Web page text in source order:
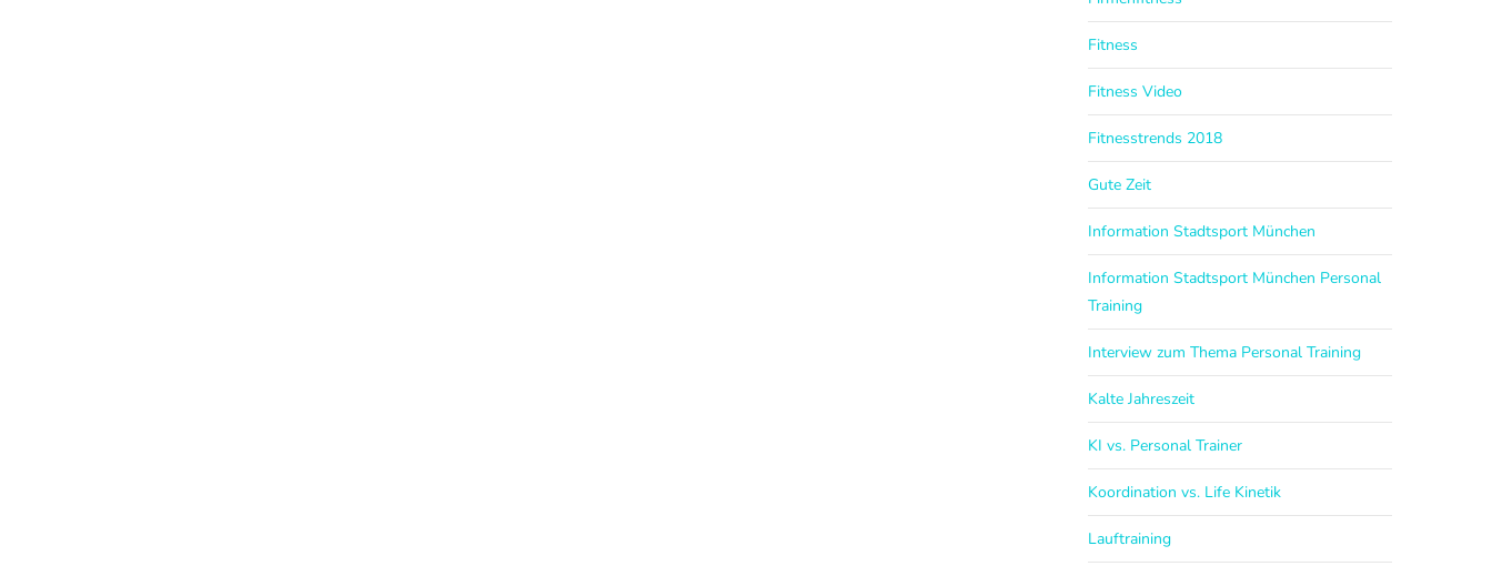
Fitness
Fitness Video
Fitnesstrends 2018
Gute Zeit
Information Stadtsport München
Information Stadtsport München Personal
Training
Interview zum Thema Personal Training
Kalte Jahreszeit
KI vs. Personal Trainer
Koordination vs. Life Kinetik
Lauftraining